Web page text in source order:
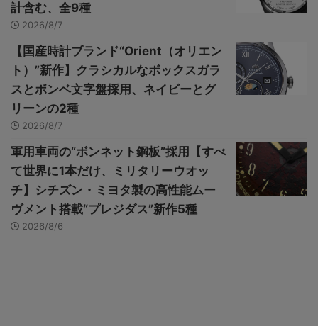
計含む、全9種
2026/8/7
【国産時計ブランド“Orient（オリエン
ト）”新作】クラシカルなボックスガラ
スとボンベ文字盤採用、ネイビーとグ
リーンの2種
2026/8/7
軍用車両の“ボンネット鋼板”採用【すべ
て世界に1本だけ、ミリタリーウオッ
チ】シチズン・ミヨタ製の高性能ムー
ヴメント搭載“プレジダス”新作5種
2026/8/6